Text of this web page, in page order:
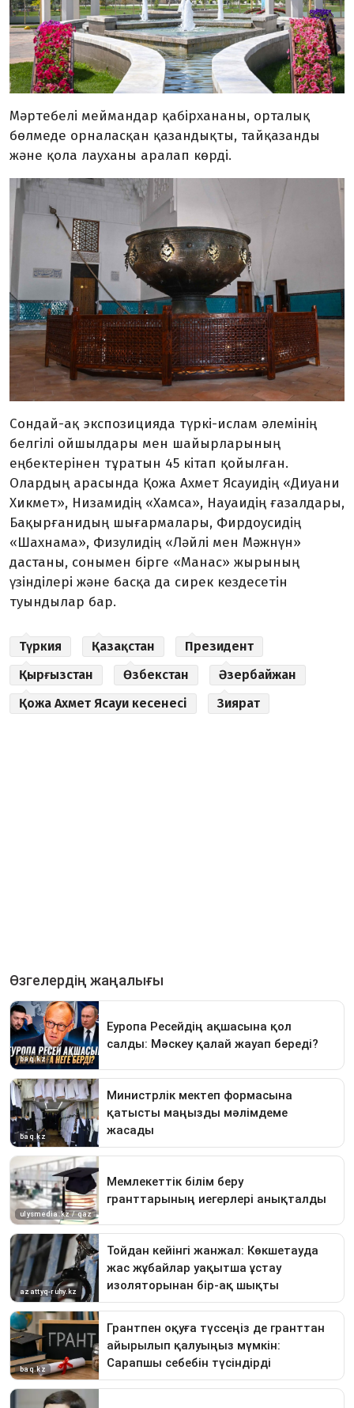
Мәртебелі меймандар қабірхананы, орталық
бөлмеде орналасқан қазандықты, тайқазанды
және қола лауханы аралап көрді.
Сондай-ақ экспозицияда түркі-ислам әлемінің
белгілі ойшылдары мен шайырларының
еңбектерінен тұратын 45 кітап қойылған.
Олардың арасында Қожа Ахмет Ясауидің «Диуани
Хикмет», Низамидің «Хамса», Науаидің ғазалдары,
Бақырғанидың шығармалары, Фирдоусидің
«Шахнама», Физулидің «Ләйлі мен Мәжнүн»
дастаны, сонымен бірге «Манас» жырының
үзінділері және басқа да сирек кездесетін
туындылар бар.
Түркия Қазақстан
Президент
Қырғызстан
Өзбекстан
Әзербайжан
Қожа Ахмет Ясауи кесенесі
Зиярат